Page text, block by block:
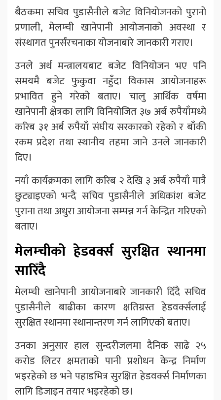
बैठकमा सचिव पुडासैनीले बजेट विनियोजनको पुरानो
प्रणाली, मेलम्ची खानेपानी आयोजनाको अवस्था र
संस्थागत पुनर्संरचनाका योजनाबारे जानकारी गराए।
उनले अर्थ मन्त्रालयबाट बजेट विनियोजन भए पनि
समयमै बजेट फुकुवा नहुँदा विकास आयोजनाहरू
प्रभावित हुने गरेको बताए। चालु आर्थिक वर्षमा
खानेपानी क्षेत्रका लागि विनियोजित ३७ अर्ब रुपैयाँमध्ये
करिब ३१ अर्ब रुपैयाँ संघीय सरकारको रहेको र बाँकी
रकम प्रदेश तथा स्थानीय तहमा जाने उनले जानकारी
दिए।
नयाँ कार्यक्रमका लागि करिब २ देखि ३ अर्ब रुपैयाँ मात्रै
छुट्याइएको भन्दै सचिव पुडासैनीले अधिकांश बजेट
पुराना तथा अधुरा आयोजना सम्पन्न गर्न केन्द्रित गरिएको
बताए।
मेलम्चीको हेडवर्क्स सुरक्षित स्थानमा
सारिँदै
मेलम्ची खानेपानी आयोजनाबारे जानकारी दिँदै सचिव
पुडासैनीले बाढीका कारण क्षतिग्रस्त हेडवर्क्सलाई
सुरक्षित स्थानमा स्थानान्तरण गर्न लागिएको बताए।
उनका अनुसार हाल सुन्दरीजलमा दैनिक साढे २५
करोड लिटर क्षमताको पानी प्रशोधन केन्द्र निर्माण
भइरहेको छ भने पहाडभित्र सुरक्षित हेडवर्क्स निर्माणका
लागि डिजाइन तयार भइरहेको छ।